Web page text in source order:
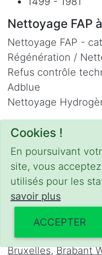
Cookies !
En poursuivant
site, vous
utilisés pour les
savoir plus
ACCEPTER
Nettoyage FAP
Nettoyage FAP -
Régénération /
Refus contrôle
Adblue
Nettoyage
Contact
Email :
Décalaminage &
domicile
les régions
Bruxelles,Brabant